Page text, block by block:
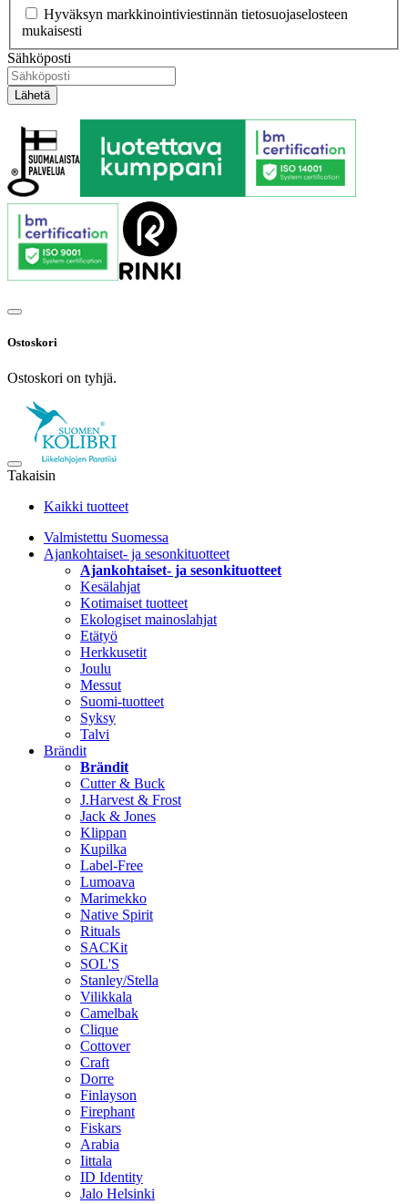
Hyväksyn markkinointiviestinnän tietosuojaselosteen
mukaisesti
Sähköposti
Ostoskori
Ostoskori on tyhjä.
Takaisin
Kaikki tuotteet
Valmistettu Suomessa
Ajankohtaiset- ja sesonkituotteet
Ajankohtaiset- ja sesonkituotteet
Kesälahjat
Kotimaiset tuotteet
Ekologiset mainoslahjat
Etätyö
Herkkusetit
Joulu
Messut
Suomi-tuotteet
Syksy
Talvi
Brändit
Brändit
Cutter & Buck
J.Harvest & Frost
Jack & Jones
Klippan
Kupilka
Label-Free
Lumoava
Marimekko
Native Spirit
Rituals
SACKit
SOL'S
Stanley/Stella
Vilikkala
Camelbak
Clique
Cottover
Craft
Dorre
Finlayson
Firephant
Fiskars
Arabia
Iittala
ID Identity
Jalo Helsinki